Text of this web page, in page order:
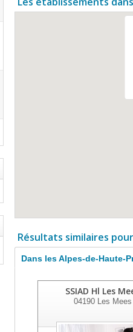
Résultats similaires
Dans les Alpes-de-Haute-
SSIAD Hl Les
04190Les Mees